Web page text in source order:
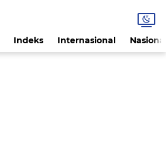
Indeks Internasional